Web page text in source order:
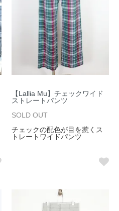
【Lallia Mu】チェックワイド
ストレートパンツ
SOLD OUT
チェックの配色が目を惹くス
トレートワイドパンツ